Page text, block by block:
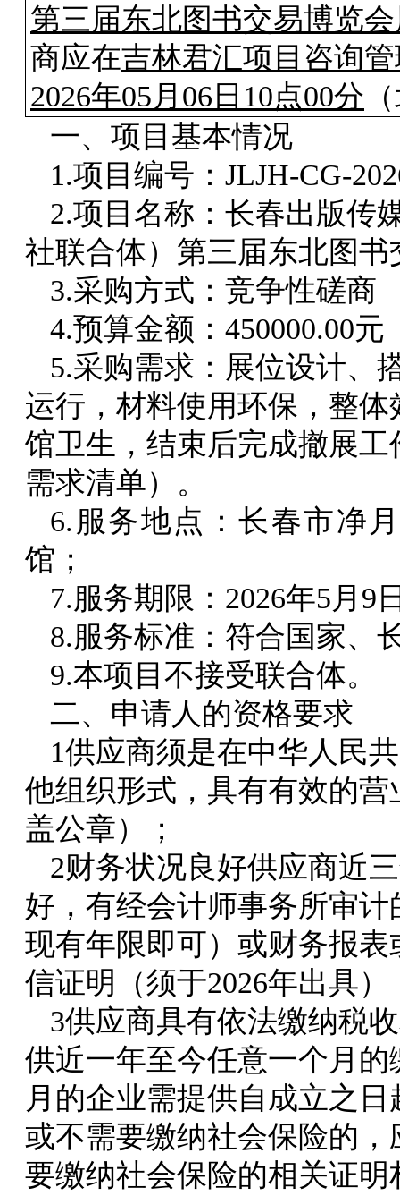
第三届东北图书交易博览
商应在吉林君汇项目咨询
2026年05月06日10点00分
一、项目基本情况
1.项目编号：JLJH-CG-
2.项目名称：长春出版传
社联合体）第三届东北图
3.采购方式：竞争性磋商
4.预算金额：450000.00元
5.采购需求：展位设计、
运行，材料使用环保，整
馆卫生，结束后完成撤展
需求清单）。
6.服务地点：长春市净
馆；
7.服务期限：2026年5月9
8.服务标准：符合国家、
9.本项目不接受联合体。
二、申请人的资格要求
1供应商须是在中华人民
他组织形式，具有有效的
盖公章）；
2财务状况良好供应商近
好， 有经会计师事务所审
现有年限即可）或财务报
信证明（须于2026年出具）
3供应商具有依法缴纳税
供近一年至今任意一个月
月的企业需提供自成立之
或不需要缴纳社会保险的
要缴纳社会保险的相关证明